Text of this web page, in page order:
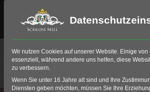
Wir nutzen Cookies auf unserer Website. Einige von
essenziell, während andere uns helfen, diese
zu verbessern.
Wenn Sie unter 16 Jahre alt sind und Ihre
Diensten geben möchten, müssen Sie Ihre